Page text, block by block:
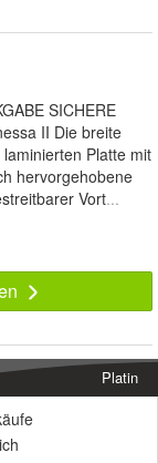
SICHERE
II Die breite
Platte mit
hervorgehobene
Vort...
Platin